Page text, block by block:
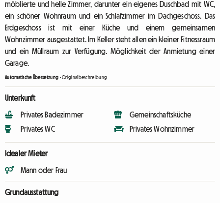
möblierte und helle Zimmer, darunter ein eigenes Duschbad mit WC,
ein schöner Wohnraum und ein Schlafzimmer im Dachgeschoss. Das
Erdgeschoss ist mit einer Küche und einem gemeinsamen
Wohnzimmer ausgestattet. Im Keller steht allen ein kleiner Fitnessraum
und ein Müllraum zur Verfügung. Möglichkeit der Anmietung einer
Garage.
Automatische Übersetzung -Originalbeschreibung
Unterkunft
Privates Badezimmer
Privates WC
Gemeinschaftsküche
Privates Wohnzimmer
Idealer Mieter
Mann oder Frau
Grundausstattung